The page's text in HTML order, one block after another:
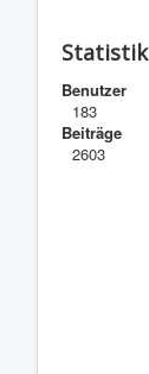
Statistik
Benutzer
183
Beiträge
2603